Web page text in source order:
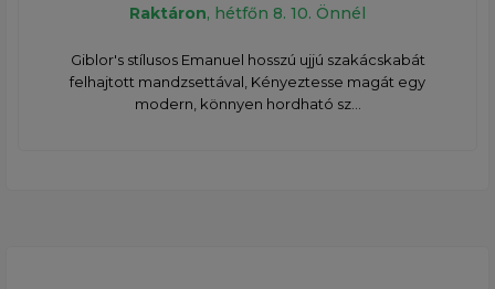
Raktáron, hétfőn 8. 10. Önnél
Giblor's stílusos Emanuel hosszú ujjú szakácskabát
felhajtott mandzsettával, Kényeztesse magát egy
modern, könnyen hordható sz...